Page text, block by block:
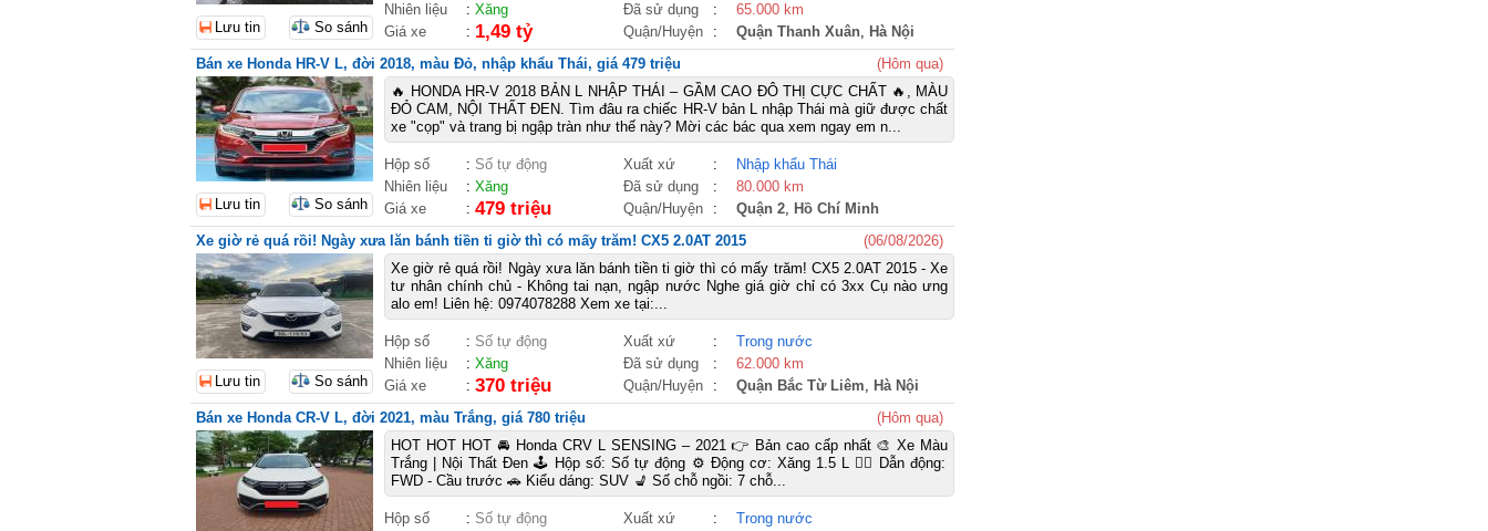
Nhiên liệu
: Xăng Đã sử dụng :
65.000 km
Giá xe
: 1,49 tỷ Quận/Huyện : Quận Thanh Xuân, Hà Nội
Lưu tin So sánh
Bán xe Honda HR-V L, đời 2018, màu Đỏ, nhập khẩu Thái, giá 479 triệu
(Hôm qua)
🔥 HONDA HR-V 2018 BẢN L NHẬP THÁI – GẦM CAO ĐÔ THỊ CỰC CHẤT 🔥, MÀU
ĐỎ CAM, NỘI THẤT ĐEN. Tìm đâu ra chiếc HR-V bản L nhập Thái mà giữ được chất
xe "cọp" và trang bị ngập tràn như thế này? Mời các bác qua xem ngay em n...
Hộp số : Số tự động Xuất xứ :
Nhập khẩu Thái
Nhiên liệu
: Xăng Đã sử dụng :
80.000 km
Giá xe
: 479 triệu Quận/Huyện : Quận 2, Hồ Chí Minh
Lưu tin So sánh
Xe giờ rẻ quá rồi! Ngày xưa lăn bánh tiền ti giờ thì có mấy trăm! CX5 2.0AT 2015
(06/08/2026)
Xe giờ rẻ quá rồi! Ngày xưa lăn bánh tiền ti giờ thì có mấy trăm! CX5 2.0AT 2015 - Xe
tư nhân chính chủ - Không tai nạn, ngập nước Nghe giá giờ chỉ có 3xx Cụ nào ưng
alo em! Liên hệ: 0974078288 Xem xe tại:...
Hộp số : Số tự động Xuất xứ :
Trong nước
Nhiên liệu
: Xăng Đã sử dụng :
62.000 km
Giá xe
: 370 triệu Quận/Huyện : Quận Bắc Từ Liêm, Hà Nội
Lưu tin So sánh
Bán xe Honda CR-V L, đời 2021, màu Trắng, giá 780 triệu
(Hôm qua)
HOT HOT HOT 🚘 Honda CRV L SENSING – 2021 👉 Bản cao cấp nhất 🎨 Xe Màu
Trắng | Nội Thất Đen 🕹️ Hộp số: Số tự động ⚙️ Động cơ: Xăng 1.5 L 🚴‍♀️ Dẫn động:
FWD - Cầu trước 🚗 Kiểu dáng: SUV 💺 Số chỗ ngồi: 7 chỗ...
Hộp số : Số tự động Xuất xứ :
Trong nước